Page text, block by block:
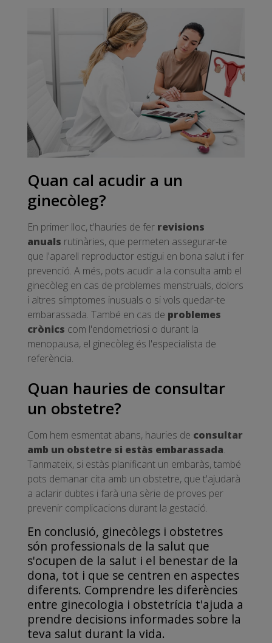
Quan cal acudir a un
ginecòleg?
En primer lloc, t'hauries de fer revisions
anuals rutinàries, que permeten assegurar-te
que l'aparell reproductor estigui en bona salut i fer
prevenció. A més, pots acudir a la consulta amb el
ginecòleg en cas de problemes menstruals, dolors
i altres símptomes inusuals o si vols quedar-te
embarassada. També en cas de problemes
crònics com l'endometriosi o durant la
menopausa, el ginecòleg és l'especialista de
referència.
Quan hauries de consultar
un obstetre?
Com hem esmentat abans, hauries de consultar
amb un obstetre si estàs embarassada.
Tanmateix, si estàs planificant un embaràs, també
pots demanar cita amb un obstetre, que t'ajudarà
a aclarir dubtes i farà una sèrie de proves per
prevenir complicacions durant la gestació.
En conclusió, ginecòlegs i obstetres
són professionals de la salut que
s'ocupen de la salut i el benestar de la
dona, tot i que se centren en aspectes
diferents. Comprendre les diferències
entre ginecologia i obstetrícia t'ajuda a
prendre decisions informades sobre la
teva salut durant la vida.